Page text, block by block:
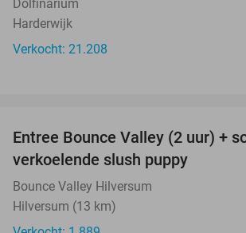
Dolfinarium
Harderwijk
Verkocht: 21.208
Entree Bounce Valley (2 uur) +
verkoelende slush puppy
Bounce Valley Hilversum
Hilversum (13 km)